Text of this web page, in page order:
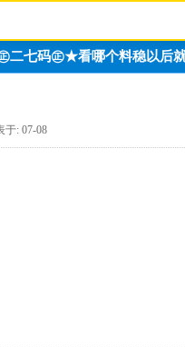
七码㊣★看哪个料稳以后
于: 07-08